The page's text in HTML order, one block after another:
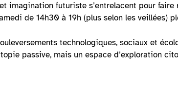
imagination futuriste s’entrelacent pour faire
de 14h30 à 19h (plus selon les veillées)
technologiques, sociaux et
passive, mais un espace d’exploration